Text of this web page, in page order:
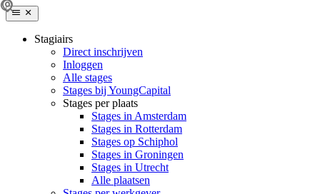
Stagiairs
Direct inschrijven
Inloggen
Alle stages
Stages bij YoungCapital
Stages per plaats
Stages in Amsterdam
Stages in Rotterdam
Stages op Schiphol
Stages in Groningen
Stages in Utrecht
Alle plaatsen